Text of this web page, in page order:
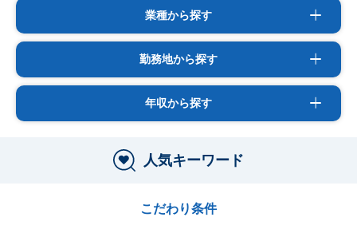
業種から探す
勤務地から探す
年収から探す
人気キーワード
こだわり条件